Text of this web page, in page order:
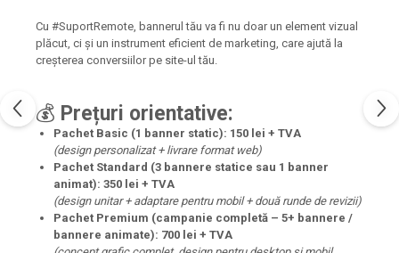
Cu #SuportRemote, bannerul tău va fi nu doar un element vizual
plăcut, ci și un instrument eficient de marketing, care ajută la
creșterea conversiilor pe site-ul tău.
💰 Prețuri orientative:
Pachet Basic (1 banner static): 150 lei + TVA
(design personalizat + livrare format web)
Pachet Standard (3 bannere statice sau 1 banner
animat): 350 lei + TVA
(design unitar + adaptare pentru mobil + două runde de revizii)
Pachet Premium (campanie completă – 5+ bannere /
bannere animate): 700 lei + TVA